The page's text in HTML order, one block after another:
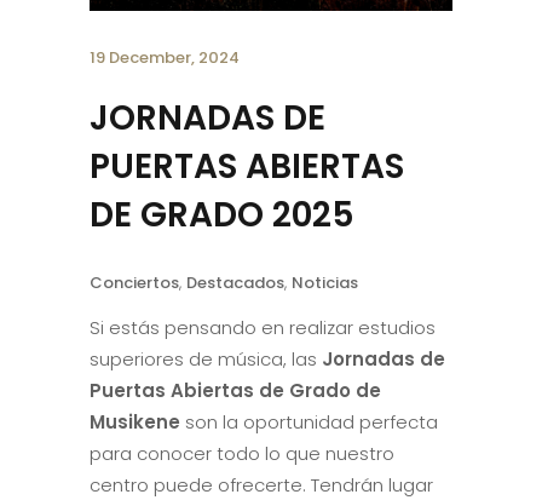
19 December, 2024
JORNADAS DE
PUERTAS ABIERTAS
DE GRADO 2025
Conciertos, Destacados, Noticias
Si estás pensando en realizar estudios
superiores de música, las Jornadas de
Puertas Abiertas de Grado de
Musikene son la oportunidad perfecta
para conocer todo lo que nuestro
centro puede ofrecerte. Tendrán lugar